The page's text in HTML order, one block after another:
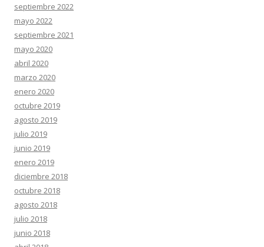
septiembre 2022
mayo 2022
septiembre 2021
mayo 2020
abril 2020
marzo 2020
enero 2020
octubre 2019
agosto 2019
julio 2019
junio 2019
enero 2019
diciembre 2018
octubre 2018
agosto 2018
julio 2018
junio 2018